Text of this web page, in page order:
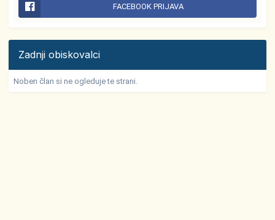
FACEBOOK PRIJAVA
Zadnji obiskovalci
Noben član si ne ogleduje te strani.